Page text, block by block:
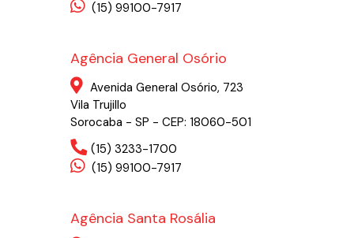
(15) 99100-7917
Agência General Osório
Avenida General Osório, 723
Vila Trujillo
Sorocaba - SP - CEP: 18060-501
(15) 3233-1700
(15) 99100-7917
Agência Santa Rosália